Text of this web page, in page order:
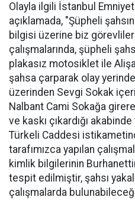
Olayla ilgili İstanbul
açıklamada, "Şüpheli
bilgisi üzerine biz
çalışmalarında, şüpheli
plakasız motosiklet ile
şahsa çarparak olay
üzerinden Sevgi Sokak
Nalbant Cami Sokağa
ve kaskı çıkardığı
Türkeli Caddesi
tarafımızca yapılan
kimlik bilgilerinin
tespit edilmiştir, şahsı
çalışmalarda